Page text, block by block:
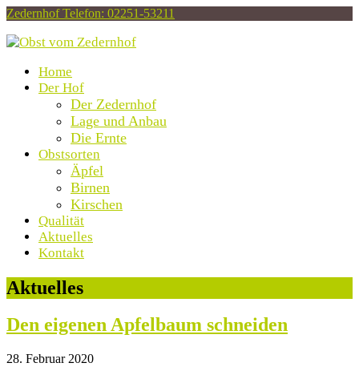
ZedernhofTelefon: 02251-53211
Home
Der Hof
Der Zedernhof
Lage und Anbau
Die Ernte
Obstsorten
Äpfel
Birnen
Kirschen
Qualität
Aktuelles
Kontakt
Open
Mobile
Aktuelles
Den eigenen Apfelbaum schneiden
28. Februar 2020